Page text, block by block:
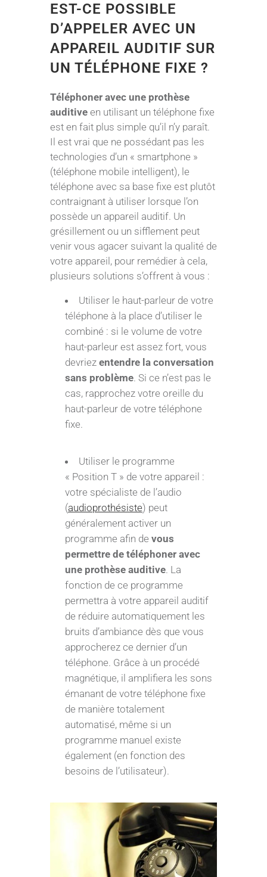
EST-CE POSSIBLE
D’APPELER AVEC UN
APPAREIL AUDITIF SUR
UN TÉLÉPHONE FIXE ?
Téléphoner avec une prothèse
auditive en utilisant un téléphone fixe
est en fait plus simple qu’il n’y paraît.
Il est vrai que ne possédant pas les
technologies d’un « smartphone »
(téléphone mobile intelligent), le
téléphone avec sa base fixe est plutôt
contraignant à utiliser lorsque l’on
possède un appareil auditif. Un
grésillement ou un sifflement peut
venir vous agacer suivant la qualité de
votre appareil, pour remédier à cela,
plusieurs solutions s’offrent à vous :
Utiliser le haut-parleur de votre
téléphone à la place d’utiliser le
combiné : si le volume de votre
haut-parleur est assez fort, vous
devriez entendre la conversation
sans problème. Si ce n’est pas le
cas, rapprochez votre oreille du
haut-parleur de votre téléphone
fixe.
Utiliser le programme
« Position T » de votre appareil :
votre spécialiste de l’audio
(audioprothésiste) peut
généralement activer un
programme afin de vous
permettre de téléphoner avec
une prothèse auditive. La
fonction de ce programme
permettra à votre appareil auditif
de réduire automatiquement les
bruits d’ambiance dès que vous
approcherez ce dernier d’un
téléphone. Grâce à un procédé
magnétique, il amplifiera les sons
émanant de votre téléphone fixe
de manière totalement
automatisé, même si un
programme manuel existe
également (en fonction des
besoins de l’utilisateur).